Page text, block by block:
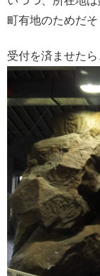
町有地のためだそ
受付を済ませた